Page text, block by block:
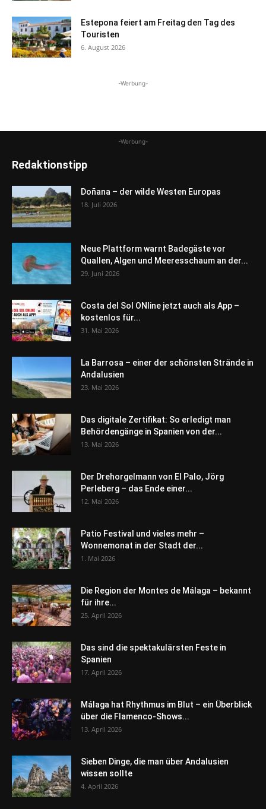
Estepona feiert am Freitag den Tag des
Touristen
6. August 2026
-Werbung-
-Werbung-
Redaktionstipp
Doñana – der wilde Westen Europas
18. Juli 2026
Neue Plattform warnt Badegäste vor
Quallen, Algen und Meeresschaum an der...
29. Juni 2026
Costa del Sol ONline jetzt auch als App –
kostenlos für...
31. Mai 2026
La Barrosa – einer der schönsten Strände in
Andalusien
23. Mai 2026
Das digitale Zertifikat: So erledigt man
Behördengänge in Spanien von der...
13. Mai 2026
Der Drehorgelmann von El Palo, Jörg
Perleberg – das Ende einer...
12. Mai 2026
Patio Festival und vieles mehr –
Wonnemonat in der Stadt der...
1. Mai 2026
Die Region der Montes de Málaga – bekannt
für ihre...
25. April 2026
Das sind die spektakulärsten Feste in
Spanien
17. April 2026
Málaga hat Rhythmus im Blut – ein Überblick
über die Flamenco-Shows...
13. April 2026
Sieben Dinge, die man über Andalusien
wissen sollte
4. April 2026